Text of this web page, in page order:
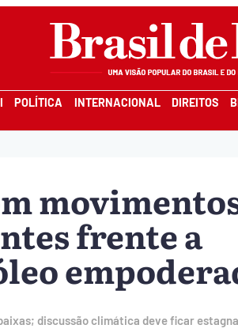
I POLÍTICA INTERNACIONAL DIREITOS
frente a
discussão climática deve ficar